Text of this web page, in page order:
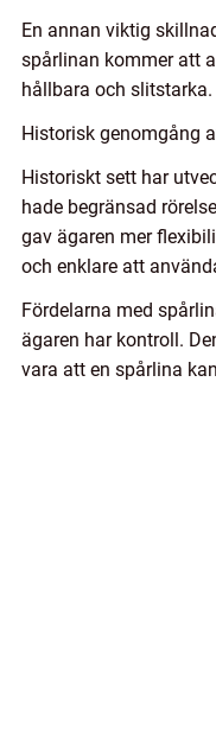
En annan viktig
spårlinan kommer att
hållbara och slitstarka.
Historisk genomgång
Historiskt sett har
hade begränsad
gav ägaren mer
och enklare att
Fördelarna med
ägaren har kontroll.
vara att en spårlina